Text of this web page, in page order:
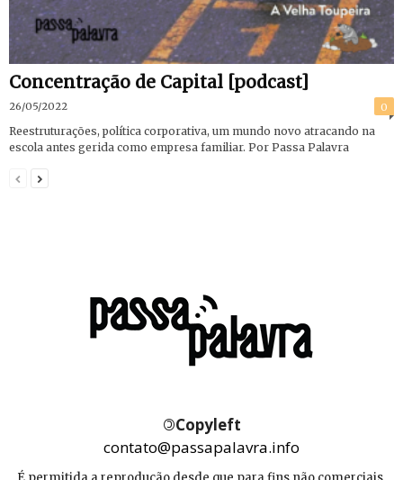
Concentração de Capital [podcast]
26/05/2022 0
Reestruturações, política corporativa, um mundo novo atracando na
escola antes gerida como empresa familiar. Por Passa Palavra
©Copyleft
contato@passapalavra.info